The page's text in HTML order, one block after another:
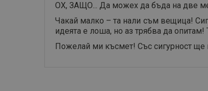
ОХ, ЗАЩО... Да можех да бъда на две
Чакай малко – та нали съм вещица!
идеята е лоша, но аз трябва да
Пожелай ми късмет! Със сигурност ще